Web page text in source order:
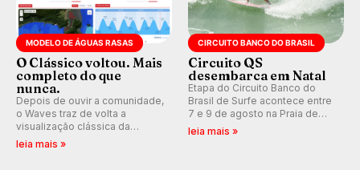
MODELO DE ÁGUAS RASAS
O Clássico voltou. Mais
completo do que
nunca.
Depois de ouvir a comunidade,
o Waves traz de volta a
visualização clássica da
previsão de águas rasas,
leia mais »
CIRCUITO BANCO DO BRASIL
Circuito QS
desembarca em Natal
Etapa do Circuito Banco do
Brasil de Surfe acontece entre
7 e 9 de agosto na Praia de
Miami (RN), em disputas
leia mais »